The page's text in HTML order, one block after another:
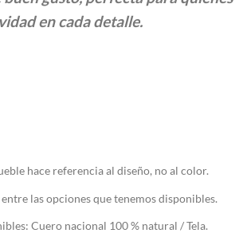
$1.909.000
en cada detalle.
hace referencia al diseño, no al color.
las opciones que tenemos disponibles.
Cuero nacional 100 % natural / Tela.